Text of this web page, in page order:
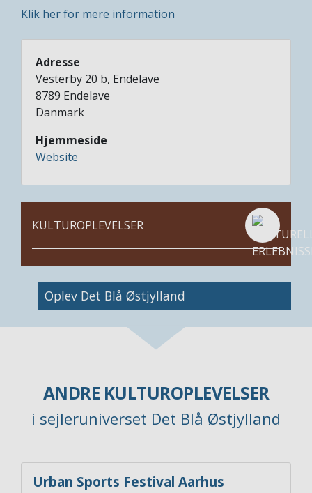
Klik her for mere information
Adresse
Vesterby 20 b, Endelave
8789 Endelave
Danmark
Hjemmeside
Website
KULTUROPLEVELSER
Image
Oplev Det Blå Østjylland
ANDRE KULTUROPLEVELSER
i sejleruniverset Det Blå Østjylland
Urban Sports Festival Aarhus